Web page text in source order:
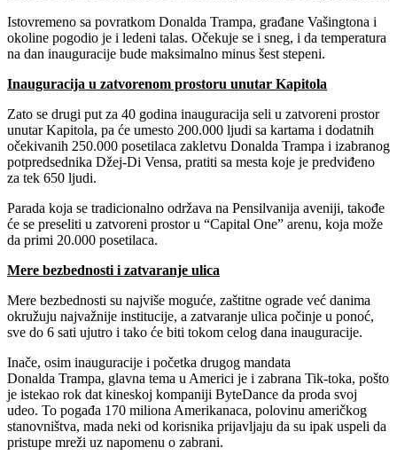
Istovremeno sa povratkom Donalda Trampa, građane Vašingtona i
okoline pogodio je i ledeni talas. Očekuje se i sneg, i da temperatura
na dan inauguracije bude maksimalno minus šest stepeni.
Inauguracija u zatvorenom prostoru unutar Kapitola
Zato se drugi put za 40 godina inauguracija seli u zatvoreni prostor
unutar Kapitola, pa će umesto 200.000 ljudi sa kartama i dodatnih
očekivanih 250.000 posetilaca zakletvu Donalda Trampa i izabranog
potpredsednika Džej-Di Vensa, pratiti sa mesta koje je predviđeno
za tek 650 ljudi.
Parada koja se tradicionalno održava na Pensilvanija aveniji, takođe
će se preseliti u zatvoreni prostor u “Capital One” arenu, koja može
da primi 20.000 posetilaca.
Mere bezbednosti i zatvaranje ulica
Mere bezbednosti su najviše moguće, zaštitne ograde već danima
okružuju najvažnije institucije, a zatvaranje ulica počinje u ponoć,
sve do 6 sati ujutro i tako će biti tokom celog dana inauguracije.
Inače, osim inauguracije i početka drugog mandata
Donalda Trampa, glavna tema u Americi je i zabrana Tik-toka, pošto
je istekao rok dat kineskoj kompaniji ByteDance da proda svoj
udeo. To pogađa 170 miliona Amerikanaca, polovinu američkog
stanovništva, mada neki od korisnika prijavljaju da su ipak uspeli da
pristupe mreži uz napomenu o zabrani.